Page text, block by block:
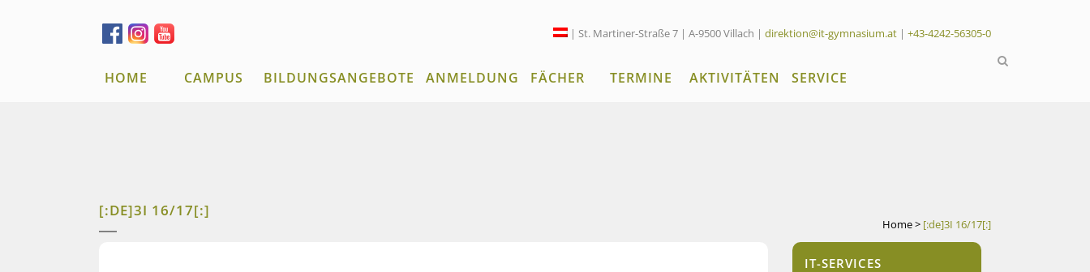
| St. Martiner-Straße 7 | A-9500 Villach | direktion@it-gymnasium.at | +43-4242-56305-0
HOME CAMPUS BILDUNGSANGEBOTE ANMELDUNG FÄCHER TERMINE AKTIVITÄTEN SERVICE
[:DE]3I 16/17[:]
Home> [:de]3I 16/17[:]
IT-SERVICES